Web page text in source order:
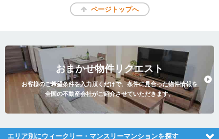
ページトップへ
おまかせ物件リクエスト
お客様のご希望条件を入力頂くだけで、条件に見合った物件情報を
全国の不動産会社がご紹介させていただきます。
エリア別にウィークリー・マンスリーマンションを探す